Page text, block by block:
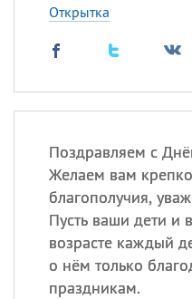
Открытка
Поздравляем с
Желаем вам
благополучия,
Пусть ваши дети и
возрасте каждый
о нём только
праздникам.